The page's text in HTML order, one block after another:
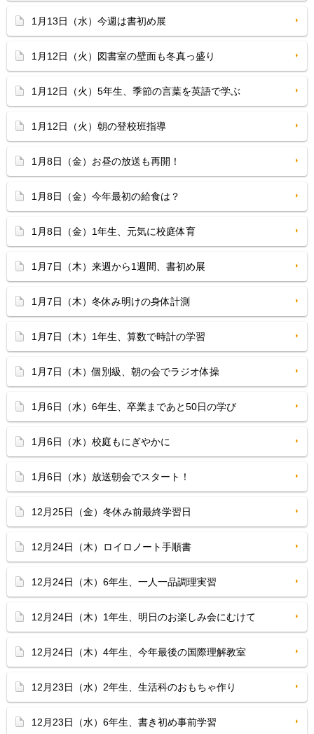
1月13日（水）今週は書初め展
1月12日（火）図書室の壁面も冬真っ盛り
1月12日（火）5年生、季節の言葉を英語で学ぶ
1月12日（火）朝の登校班指導
1月8日（金）お昼の放送も再開！
1月8日（金）今年最初の給食は？
1月8日（金）1年生、元気に校庭体育
1月7日（木）来週から1週間、書初め展
1月7日（木）冬休み明けの身体計測
1月7日（木）1年生、算数で時計の学習
1月7日（木）個別級、朝の会でラジオ体操
1月6日（水）6年生、卒業まであと50日の学び
1月6日（水）校庭もにぎやかに
1月6日（水）放送朝会でスタート！
12月25日（金）冬休み前最終学習日
12月24日（木）ロイロノート手順書
12月24日（木）6年生、一人一品調理実習
12月24日（木）1年生、明日のお楽しみ会にむけて
12月24日（木）4年生、今年最後の国際理解教室
12月23日（水）2年生、生活科のおもちゃ作り
12月23日（水）6年生、書き初め事前学習